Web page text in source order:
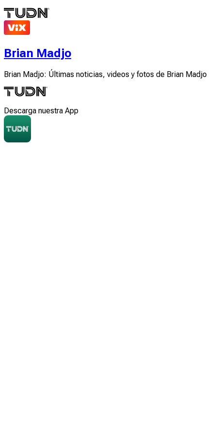
Brian Madjo
Brian Madjo: Últimas noticias, videos y fotos de Brian Madjo
Descarga nuestra App